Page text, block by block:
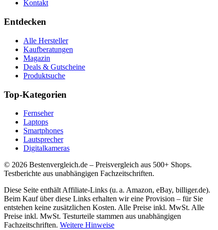
Kontakt
Entdecken
Alle Hersteller
Kaufberatungen
Magazin
Deals & Gutscheine
Produktsuche
Top-Kategorien
Fernseher
Laptops
Smartphones
Lautsprecher
Digitalkameras
© 2026 Bestenvergleich.de – Preisvergleich aus 500+ Shops.
Testberichte aus unabhängigen Fachzeitschriften.
Diese Seite enthält Affiliate-Links (u. a. Amazon, eBay, billiger.de).
Beim Kauf über diese Links erhalten wir eine Provision – für Sie
entstehen keine zusätzlichen Kosten. Alle Preise inkl. MwSt. Alle
Preise inkl. MwSt. Testurteile stammen aus unabhängigen
Fachzeitschriften. Weitere Hinweise